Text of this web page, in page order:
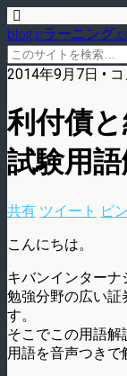
blog.eラーニング
2014年9月7日 •
利付債
試験用
共有 ツイート ピン
こんにちは。
キバンインターナ
勉強分野の広い証
す。
そこでこの用語
用語を音声つきで